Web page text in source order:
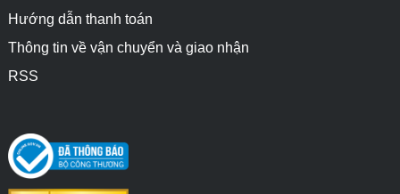
Hướng dẫn thanh toán
Thông tin về vận chuyển và giao nhận
RSS